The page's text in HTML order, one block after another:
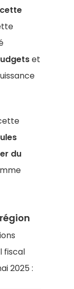
et
du
fiscal
2025 :